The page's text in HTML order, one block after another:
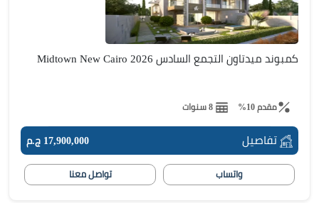
كمبوند ميدتاون التجمع السادس Midtown New Cairo 2026
مقدم 10% 8 سنوات
تفاصيل 17,900,000 ج.م
واتساب تواصل معنا